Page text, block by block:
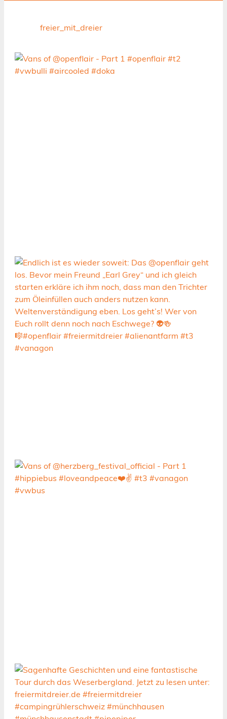
freier_mit_dreier